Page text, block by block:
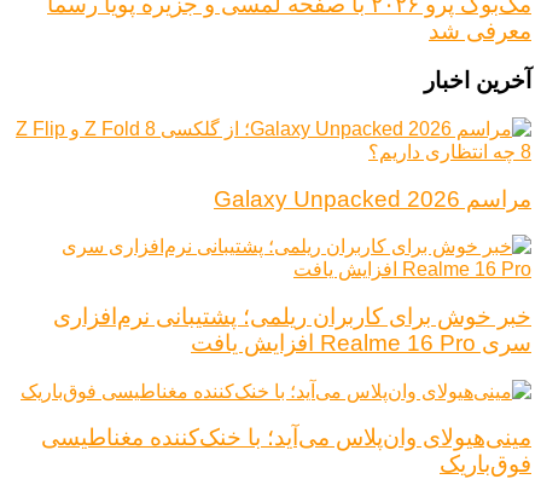
معرفی شد
آخرین اخبار
مراسم Galaxy Unpacked 2026
خبر خوش برای کاربران ریلمی؛ پشتیبانی نرم‌افزاری
سری Realme 16 Pro افزایش یافت
مینی‌هیولای وان‌پلاس می‌آید؛ با خنک‌کننده مغناطیسی
فوق‌باریک